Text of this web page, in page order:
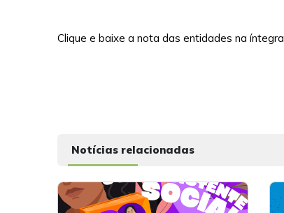
Clique e baixe a nota das entidades na íntegra
Notícias relacionadas